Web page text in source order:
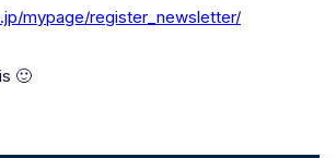
mypage/register_newsletter/
🙂